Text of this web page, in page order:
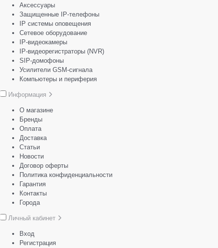
Аксессуары
Защищенные IP-телефоны
IP системы оповещения
Сетевое оборудование
IP-видеокамеры
IP-видеорегистраторы (NVR)
SIP-домофоны
Усилители GSM-сигнала
Компьютеры и периферия
Информация
О магазине
Бренды
Оплата
Доставка
Статьи
Новости
Договор оферты
Политика конфиденциальности
Гарантия
Контакты
Города
Личный кабинет
Вход
Регистрация